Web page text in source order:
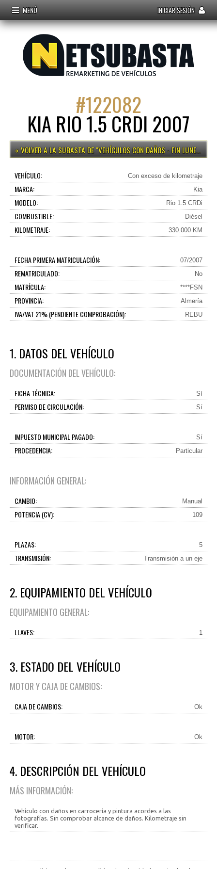
MENÚ INICIAR SESIÓN
#122082
KIA RIO 1.5 CRDI 2007
VEHÍCULOS CON DAÑOS - FIN LUNES 15H
VEHÍCULO: Con exceso de kilometraje
MARCA: Kia
MODELO: Rio 1.5 CRDi
COMBUSTIBLE: Diésel
KILOMETRAJE: 330.000 KM
FECHA PRIMERA MATRICULACIÓN: 07/2007
REMATRICULADO: No
MATRÍCULA: ****FSN
PROVINCIA: Almería
IVA/VAT 21% (PENDIENTE COMPROBACIÓN): REBU
1. DATOS DEL VEHÍCULO
DOCUMENTACIÓN DEL VEHÍCULO:
FICHA TÉCNICA: Sí
PERMISO DE CIRCULACIÓN: Sí
IMPUESTO MUNICIPAL PAGADO: Sí
PROCEDENCIA: Particular
INFORMACIÓN GENERAL:
CAMBIO: Manual
POTENCIA (CV): 109
PLAZAS: 5
TRANSMISIÓN: Transmisión a un eje
2. EQUIPAMIENTO DEL VEHÍCULO
EQUIPAMIENTO GENERAL:
LLAVES: 1
3. ESTADO DEL VEHÍCULO
MOTOR Y CAJA DE CAMBIOS:
CAJA DE CAMBIOS: Ok
MOTOR: Ok
4. DESCRIPCIÓN DEL VEHÍCULO
MÁS INFORMACIÓN:
Vehículo con daños en carrocería y pintura acordes a las
fotografías. Sin comprobar alcance de daños. Kilometraje sin
verificar.